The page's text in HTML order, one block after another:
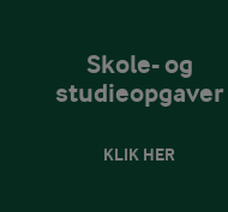
Skole- og
studieopgaver
KLIK HER